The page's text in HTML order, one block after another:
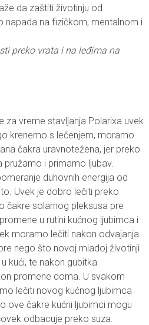
da zaštiti životinju od
napada na fizičkom, mentalnom i
preko vrata i na leđima na
za vreme stavljanja Polarixa uvek
krenemo s lečenjem, moramo
čakra uravnotežena, jer preko
i primamo ljubav.
duhovnih energija od
Uvek je dobro lečiti preko
čakre solarnog pleksusa pre
u rutini kućnog ljubimca i
moramo lečiti nakon odvajanja
nego što novoj mladoj životinji
kući, te nakon gubitka
promene doma. U svakom
lečiti novog kućnog ljubimca
ove čakre kućni ljubimci mogu
odbacuje preko suza.